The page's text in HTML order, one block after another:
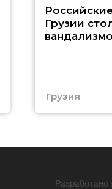
Грузии
Грузия
Разработано